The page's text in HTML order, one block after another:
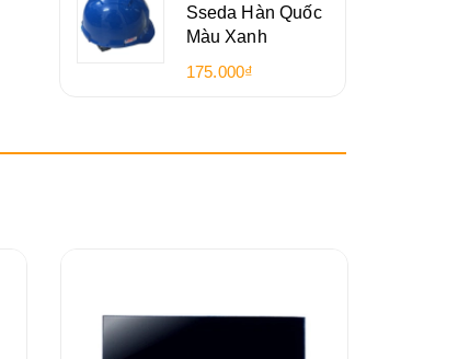
Sseda Hàn Quốc
Màu Xanh
175.000₫